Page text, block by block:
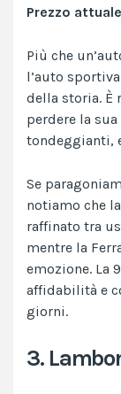
Prezzo
Più che
l’auto
della storia. È
perdere la
tondeggianti,
Se
notiamo che
raffinato tra
mentre la
emozione. La
affidabilità e
giorni.
3.